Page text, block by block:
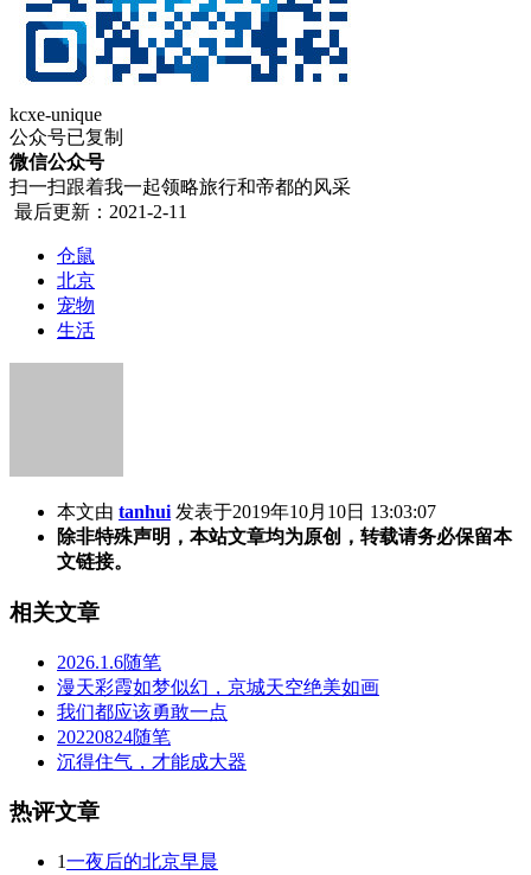
kcxe-unique
公众号已复制
微信公众号
扫一扫跟着我一起领略旅行和帝都的风采
最后更新：2021-2-11
仓鼠
北京
宠物
生活
本文由 tanhui 发表于2019年10月10日 13:03:07
除非特殊声明，本站文章均为原创，转载请务必保留本
文链接。
相关文章
2026.1.6随笔
漫天彩霞如梦似幻，京城天空绝美如画
我们都应该勇敢一点
20220824随笔
沉得住气，才能成大器
热评文章
1一夜后的北京早晨